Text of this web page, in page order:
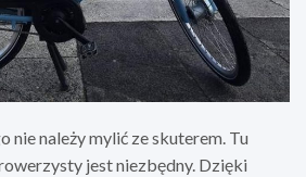
nie należy mylić ze skuterem. Tu
jest niezbędny. Dzięki